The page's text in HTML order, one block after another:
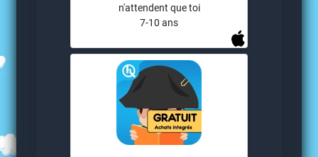
n'attendent que toi
7-10 ans